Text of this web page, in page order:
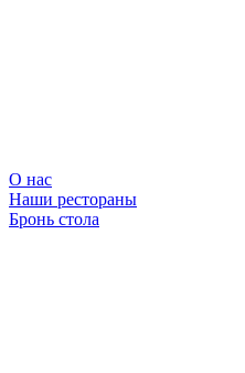
О нас
Наши рестораны
Бронь стола